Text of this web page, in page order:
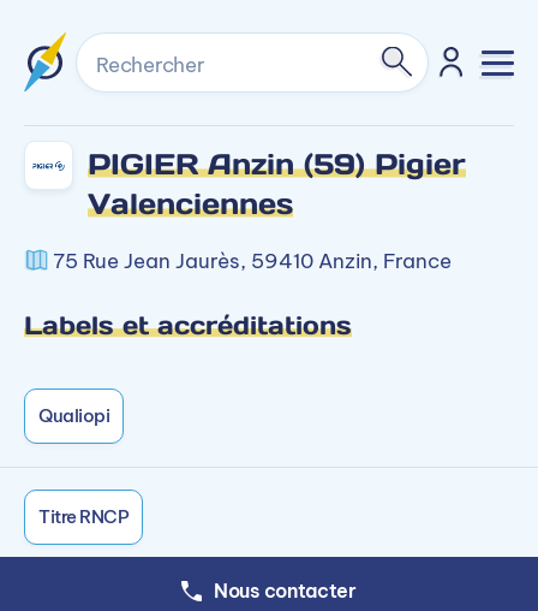
Rechercher
PIGIER Anzin (59) Pigier
Valenciennes
75 Rue Jean Jaurès, 59410 Anzin, France
Labels et accréditations
Qualiopi
Titre RNCP
Nous contacter